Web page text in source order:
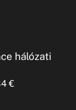
hálózati
€